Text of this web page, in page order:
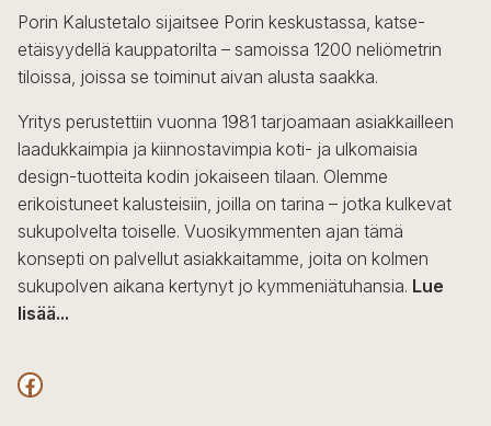
Porin Kalustetalo sijaitsee Porin keskustassa, katse-
etäisyydellä kauppatorilta – samoissa 1200 neliömetrin
tiloissa, joissa se toiminut aivan alusta saakka.
Yritys perustettiin vuonna 1981 tarjoamaan asiakkailleen
laadukkaimpia ja kiinnostavimpia koti- ja ulkomaisia
design-tuotteita kodin jokaiseen tilaan. Olemme
erikoistuneet kalusteisiin, joilla on tarina – jotka kulkevat
sukupolvelta toiselle. Vuosikymmenten ajan tämä
konsepti on palvellut asiakkaitamme, joita on kolmen
sukupolven aikana kertynyt jo kymmeniätuhansia. Lue
lisää...
F